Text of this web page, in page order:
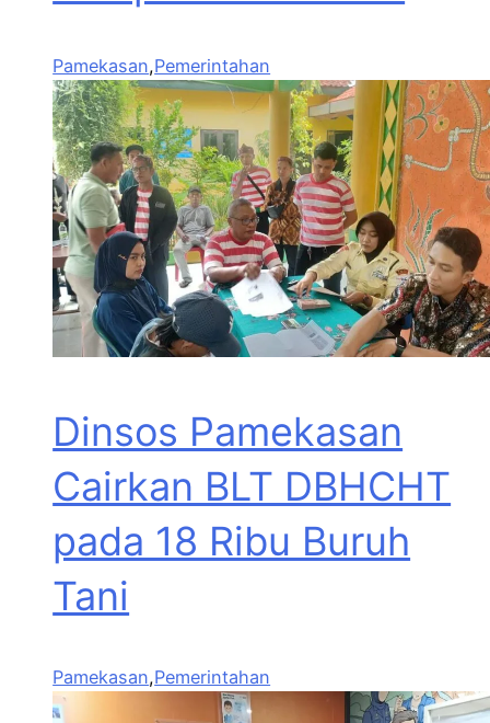
Pamekasan,Pemerintahan
Dinsos Pamekasan
Cairkan BLT DBHCHT
pada 18 Ribu Buruh
Tani
Pamekasan,Pemerintahan